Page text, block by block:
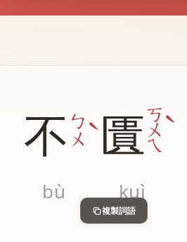
不 ㄅ
ㄨˋ
bù
匱ㄎ
ㄨ
ㄟ
ˋ
kuì
複製詞語